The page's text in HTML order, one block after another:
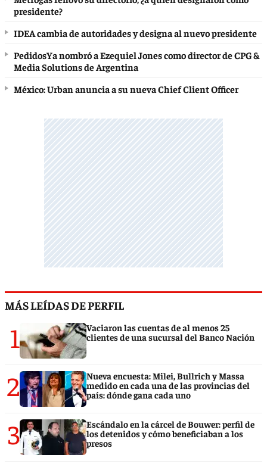
presidente?
IDEA cambia de autoridades y designa al nuevo presidente
PedidosYa nombró a Ezequiel Jones como director de CPG &
Media Solutions de Argentina
México: Urban anuncia a su nueva Chief Client Officer
MÁS LEÍDAS DE PERFIL
1
Vaciaron las cuentas de al menos 25
clientes de una sucursal del Banco Nación
2
Nueva encuesta: Milei, Bullrich y Massa
medido en cada una de las provincias del
país: dónde gana cada uno
3
Escándalo en la cárcel de Bouwer: perfil de
los detenidos y cómo beneficiaban a los
presos